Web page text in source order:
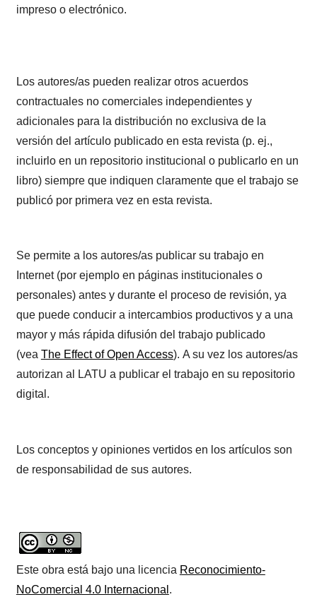
impreso o electrónico.
Los autores/as pueden realizar otros acuerdos
contractuales no comerciales independientes y
adicionales para la distribución no exclusiva de la
versión del artículo publicado en esta revista (p. ej.,
incluirlo en un repositorio institucional o publicarlo en un
libro) siempre que indiquen claramente que el trabajo se
publicó por primera vez en esta revista.
Se permite a los autores/as publicar su trabajo en
Internet (por ejemplo en páginas institucionales o
personales) antes y durante el proceso de revisión, ya
que puede conducir a intercambios productivos y a una
mayor y más rápida difusión del trabajo publicado
(vea The Effect of Open Access). A su vez los autores/as
autorizan al LATU a publicar el trabajo en su repositorio
digital.
Los conceptos y opiniones vertidos en los artículos son
de responsabilidad de sus autores.
Este obra está bajo una licencia Reconocimiento-
NoComercial 4.0 Internacional .